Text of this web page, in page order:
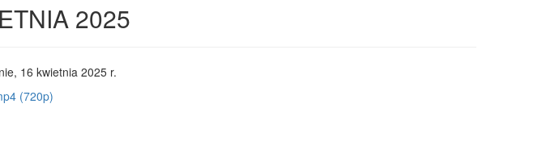
2025
16 kwietnia 2025 r.
(720p)